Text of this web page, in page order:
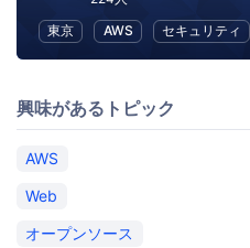
東京
AWS セキュリティ
興味があるトピック
AWS
Web
オープンソース